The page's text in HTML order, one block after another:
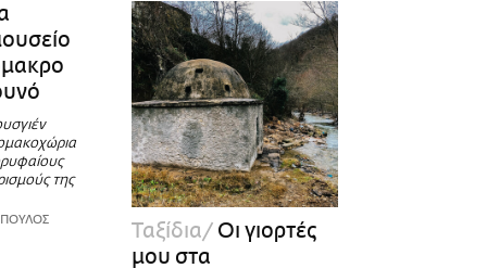
Απώλειες
Lgbtqi+
Επιλογές
της
Ταξίδια Oι γιορτές
μου στα